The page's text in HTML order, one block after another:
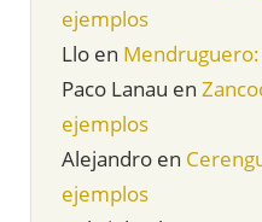
ejemplos
Llo en
Paco Lanau en
ejemplos
Alejandro en
ejemplos